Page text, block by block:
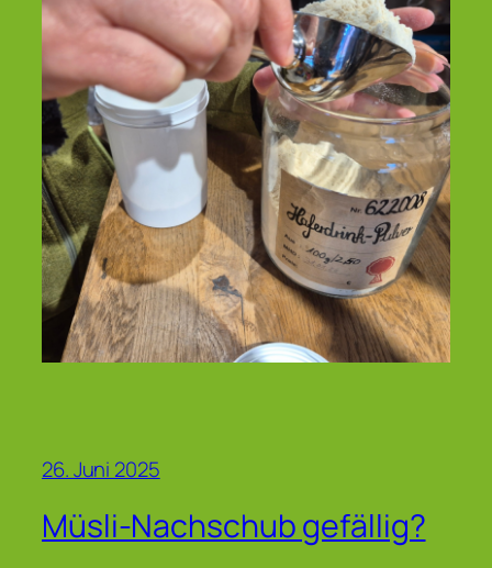
26. Juni 2025
Müsli-Nachschub gefällig?